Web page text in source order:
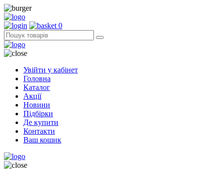
0
Увійти у кабінет
Головна
Каталог
Акції
Новини
Підбірки
Де купити
Контакти
Ваш кошик